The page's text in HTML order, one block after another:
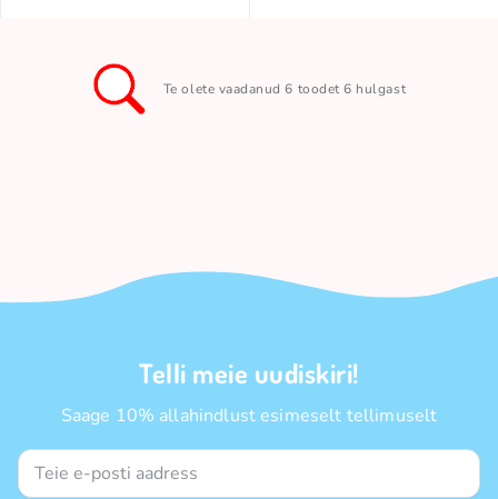
Te olete vaadanud 6 toodet 6 hulgast
Telli meie uudiskiri!
Saage 10% allahindlust esimeselt tellimuselt